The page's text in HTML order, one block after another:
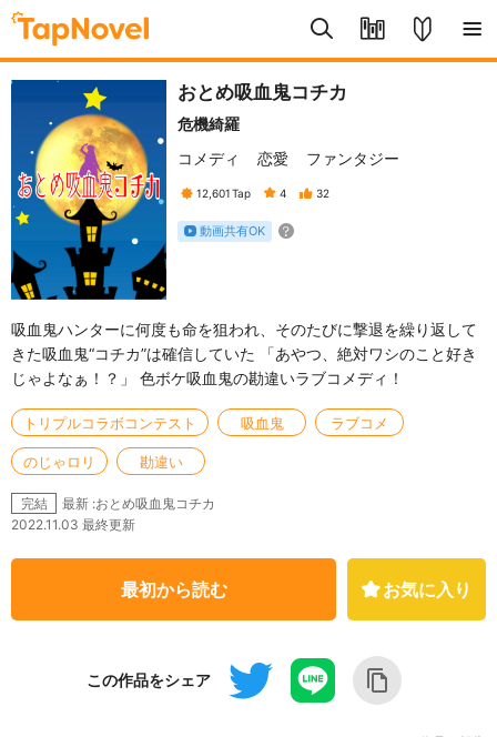
おとめ吸血鬼コチカ
危機綺羅
コメディ
恋愛 ファンタジー
12,601Tap 4 32
動画共有OK
吸血鬼ハンターに何度も命を狙われ、そのたびに撃退を繰り返して
きた吸血鬼“コチカ”は確信していた 「あやつ、絶対ワシのこと好き
じゃよなぁ！？」 色ボケ吸血鬼の勘違いラブコメディ！
トリプルコラボコンテスト 吸血鬼 ラブコメ
のじゃロリ 勘違い
完結
最新 :おとめ吸血鬼コチカ
2022.11.03 最終更新
最初から読む お気に入り
この作品をシェア